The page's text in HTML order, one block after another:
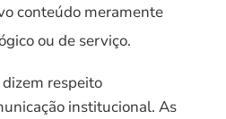
conteúdo meramente
ou de serviço.
respeito
institucional. As